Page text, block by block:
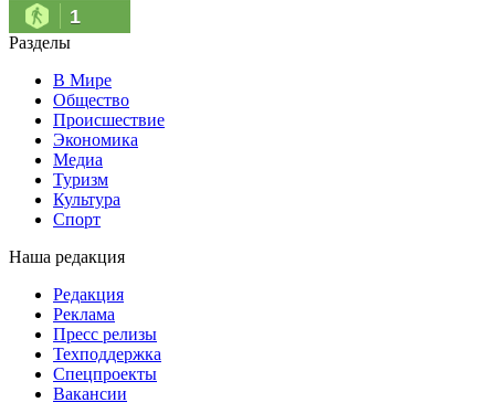
1
Разделы
В Мире
Общество
Происшествие
Экономика
Медиа
Туризм
Культура
Спорт
Наша редакция
Редакция
Реклама
Пресс релизы
Техподдержка
Спецпроекты
Вакансии